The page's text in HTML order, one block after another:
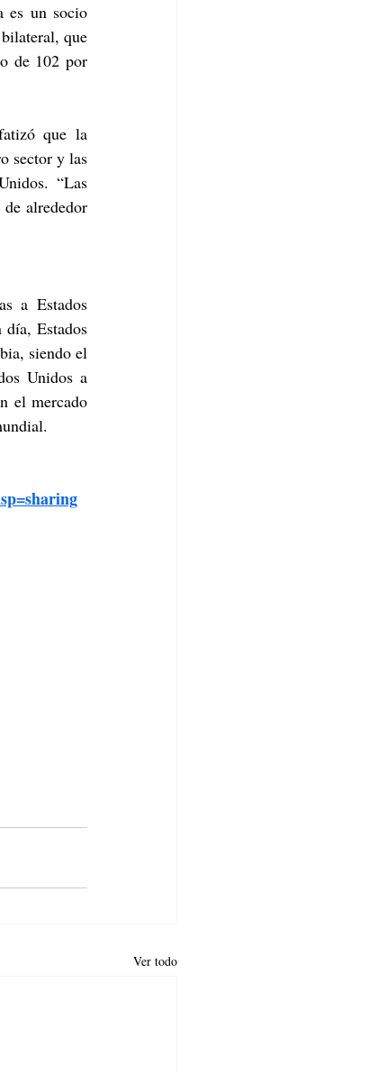
es un socio
que
de 102 por
que la
sector y las
“Las
alrededor
a Estados
Estados
siendo el
Unidos a
el mercado
Ver todo